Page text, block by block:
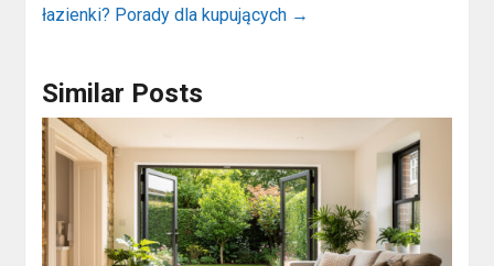
łazienki? Porady dla kupujących →
Similar Posts